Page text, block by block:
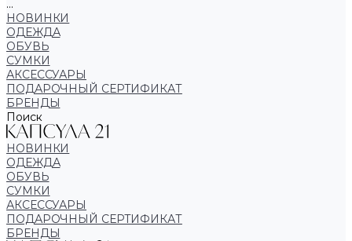
...
НОВИНКИ
ОДЕЖДА
ОБУВЬ
СУМКИ
АКСЕССУАРЫ
ПОДАРОЧНЫЙ СЕРТИФИКАТ
БРЕНДЫ
Поиск
НОВИНКИ
ОДЕЖДА
ОБУВЬ
СУМКИ
АКСЕССУАРЫ
ПОДАРОЧНЫЙ СЕРТИФИКАТ
БРЕНДЫ